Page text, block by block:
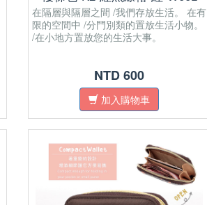
在隔層與隔層之間 /我們存放生活。 在有
限的空間中 /分門別類的置放生活小物。
/在小地方置放您的生活大事。
NTD 600
加入購物車